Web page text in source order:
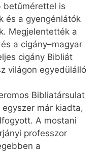
betűmérettel is
és a gyengénlátók
Megjelentették a
a cigány–magyar
cigány Bibliát
világon egyedülálló
Bibliatársulat
már kiadta,
A mostani
professzor
a